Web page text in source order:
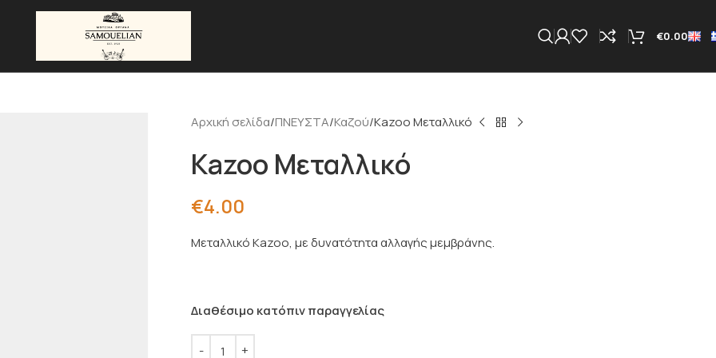
€0.00
Αρχική σελίδα ΠΝΕΥΣΤΑ Καζού Kazoo Μεταλλικό
Kazoo Μεταλλικό
€4.00
Μεταλλικό Kazoo, με δυνατότητα αλλαγής μεμβράνης.
Διαθέσιμο κατόπιν παραγγελίας